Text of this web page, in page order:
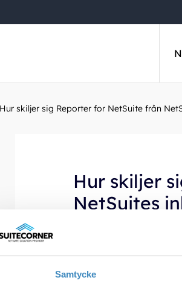
Samtycke
Hur skiljer sig Reporter for NetSuite från
Hur skiljer
NetSuites
och bilder i en